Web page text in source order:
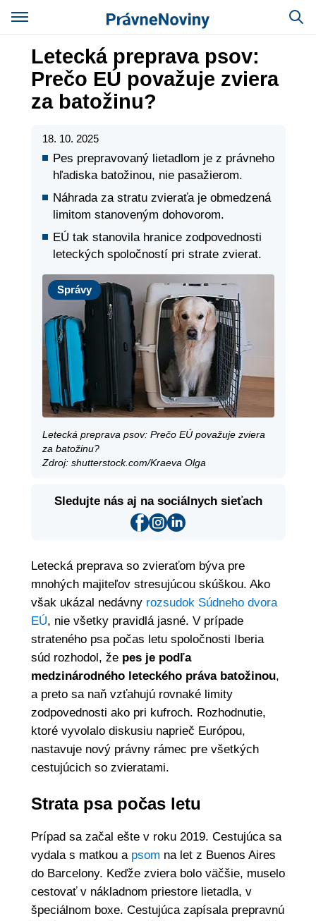
Letecká preprava psov:
Prečo EÚ považuje zviera
za batožinu?
18. 10. 2025
Pes prepravovaný lietadlom je z právneho
hľadiska batožinou, nie pasažierom.
Náhrada za stratu zvieraťa je obmedzená
limitom stanoveným dohovorom.
EÚ tak stanovila hranice zodpovednosti
leteckých spoločností pri strate zvierat.
Správy
Správy
Letecká preprava psov: Prečo EÚ považuje zviera
za batožinu?
Zdroj: shutterstock.com/Kraeva Olga
Sledujte nás aj na sociálnych sieťach
Letecká preprava so zvieraťom býva pre
mnohých majiteľov stresujúcou skúškou. Ako
však ukázal nedávnyrozsudok Súdneho dvora
EÚ, nie všetky pravidlá jasné. V prípade
strateného psa počas letu spoločnosti Iberia
súd rozhodol, že pes je podľa
medzinárodného leteckého práva batožinou,
a preto sa naň vzťahujú rovnaké limity
zodpovednosti ako pri kufroch. Rozhodnutie,
ktoré vyvolalo diskusiu naprieč Európou,
nastavuje nový právny rámec pre všetkých
cestujúcich so zvieratami.
Strata psa počas letu
Prípad sa začal ešte v roku 2019. Cestujúca sa
vydala s matkou a psom na let z Buenos Aires
do Barcelony. Keďže zviera bolo väčšie, muselo
cestovať v nákladnom priestore lietadla, v
špeciálnom boxe. Cestujúca zapísala prepravnú